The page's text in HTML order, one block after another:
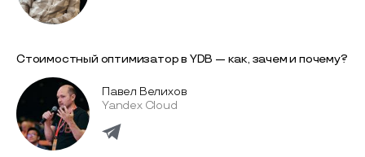
Стоимостный оптимизатор в YDB — как, зачем и почему?
Павел Велихов
Yandex Cloud